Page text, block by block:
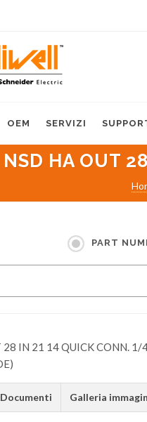
OEM SERVIZI
NSD HA OUT
PART
Documenti Galleria